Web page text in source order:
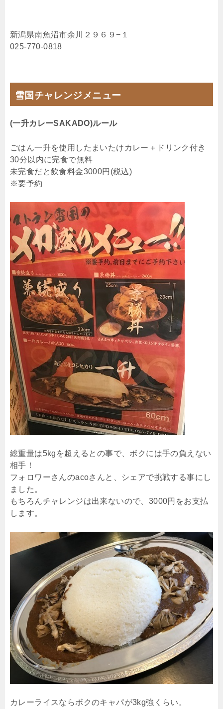
新潟県南魚沼市余川２９６９−１
025-770-0818
雪国チャレンジメニュー
(一升カレーSAKADO)ルール
ごはん一升を使用したまいたけカレー＋ドリンク付き
30分以内に完食で無料
未完食だと飲食料金3000円(税込)
※要予約
総重量は5kgを超えるとの事で、ボクには手の負えない
相手！
フォロワーさんのacoさんと、シェアで挑戦する事にし
ました。
もちろんチャレンジは出来ないので、3000円をお支払
します。
カレーライスならボクのキャパが3kg強くらい。